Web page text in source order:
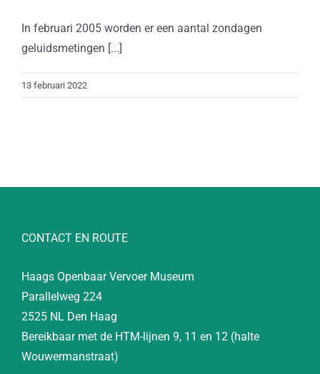
In februari 2005 worden er een aantal zondagen
geluidsmetingen [...]
13 februari 2022
CONTACT EN ROUTE
Haags Openbaar Vervoer Museum
Parallelweg 224
2525 NL Den Haag
Bereikbaar met de HTM-lijnen 9, 11 en 12 (halte
Wouwermanstraat)